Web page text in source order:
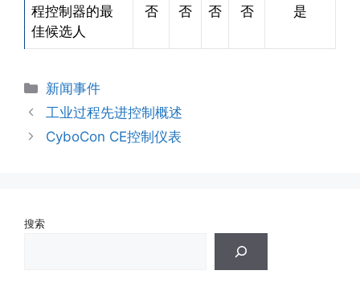
程控制器的最
佳候选人
否 否 否 否 是
分
类
新闻事件
工业过程先进控制概述
CyboCon CE控制仪表
搜索